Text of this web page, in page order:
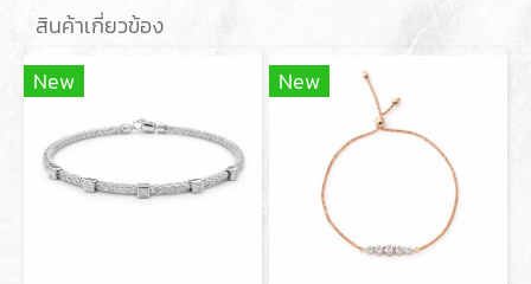
สินค้าเกี่ยวข้อง
New
New